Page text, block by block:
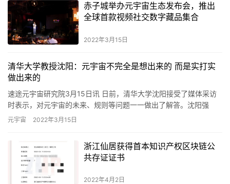
赤子城举办元宇宙生态发布会，推出
全球首款视频社交数字藏品集合
2022年3月15日
清华大学教授沈阳：元宇宙不完全是想出来的 而是实打实
做出来的
速途元宇宙研究院3月15日讯 日前，清华大学沈阳接受了媒体采访
时表示，对元宇宙的未来、规则等问题一一做出了解答。沈阳强
调，元宇宙不完全是想出来的，而是靠实打实做出来的；互联网向
元宇宙 2022年3月15日
浙江仙居获得首本知识产权区块链公
共存证证书
2022年4月2日